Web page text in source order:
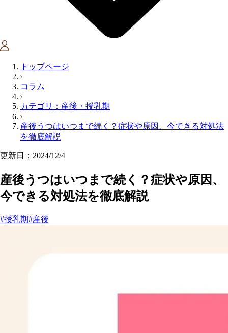
トップページ
コラム
カテゴリ：産後・授乳期
産後うつはいつまで続く？症状や原因、今できる対処法
を徹底解説
更新日：2024/12/4
産後うつはいつまで続く？症状や原因、
今できる対処法を徹底解説
#授乳期#産後